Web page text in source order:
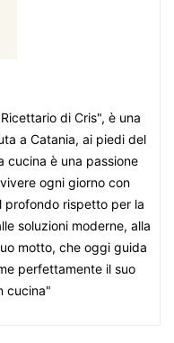
di Cris", è una
a Catania, ai piedi del
cucina è una passione
ogni giorno con
profondo rispetto per la
soluzioni moderne, alla
motto, che oggi guida
perfettamente il suo
cucina"